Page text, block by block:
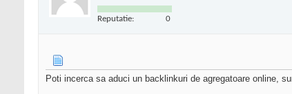
Reputatie: 0
Poti incerca sa aduci un backlinkuri de agregatoare online,